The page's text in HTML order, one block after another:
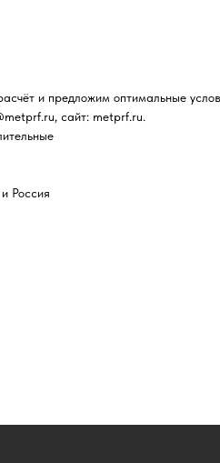
и предложим оптимальные
сайт: metprf.ru.
Россия